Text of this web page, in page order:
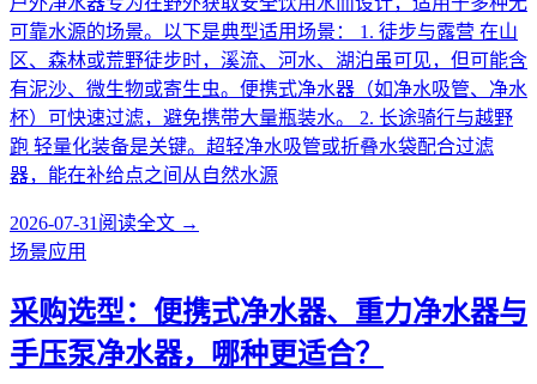
可靠水源的场景。以下是典型适用场景： 1. 徒步与露营 在山
区、森林或荒野徒步时，溪流、河水、湖泊虽可见，但可能含
有泥沙、微生物或寄生虫。便携式净水器（如净水吸管、净水
杯）可快速过滤，避免携带大量瓶装水。 2. 长途骑行与越野
跑 轻量化装备是关键。超轻净水吸管或折叠水袋配合过滤
器，能在补给点之间从自然水源
2026-07-31 阅读全文 →
场景应用
采购选型：便携式净水器、重力净水器与
手压泵净水器，哪种更适合？